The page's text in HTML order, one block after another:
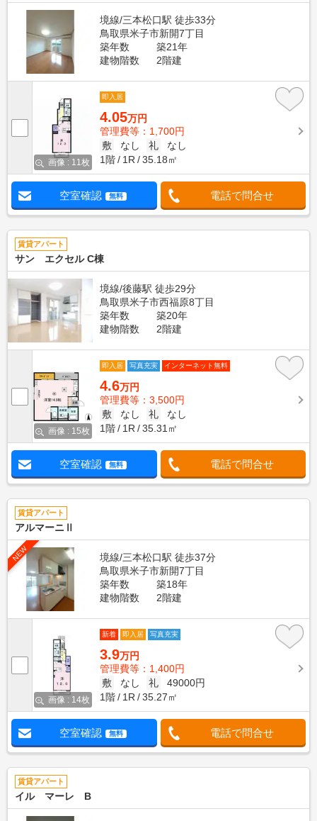
境線/三本松口駅 徒歩33分
鳥取県米子市新開7丁目
築年数
築21年
建物階数
2階建
画像 : 11枚
即入居
4.05万円
管理費等：1,700円
敷
なし 礼
なし
1階
1R 35.18㎡
空室確認 無料 電話で問合せ
賃貸アパート
サン エクセル C棟
境線/後藤駅 徒歩29分
鳥取県米子市西福原8丁目
築年数
築20年
建物階数
2階建
画像 : 15枚
即入居 写真充実 インターネット無料
4.6万円
管理費等：3,500円
敷
なし 礼
なし
1階
1R 35.31㎡
空室確認 無料 電話で問合せ
賃貸アパート
アルマーニⅡ
NEW
境線/三本松口駅 徒歩37分
鳥取県米子市新開7丁目
築年数
築18年
建物階数
2階建
画像 : 14枚
新着 即入居 写真充実
3.9万円
管理費等：1,400円
敷
なし 礼
49000円
1階
1R 35.27㎡
空室確認 無料 電話で問合せ
賃貸アパート
イル マーレ B